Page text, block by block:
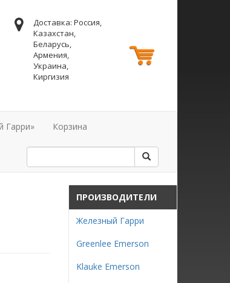
Доставка: Россия,
Казахстан,
Беларусь,
Армения,
Украина,
Киргизия
Гарри» Корзина
ПРОИЗВОДИТЕЛИ
Железный Гарри
Greenlee Emerson
Klauke Emerson